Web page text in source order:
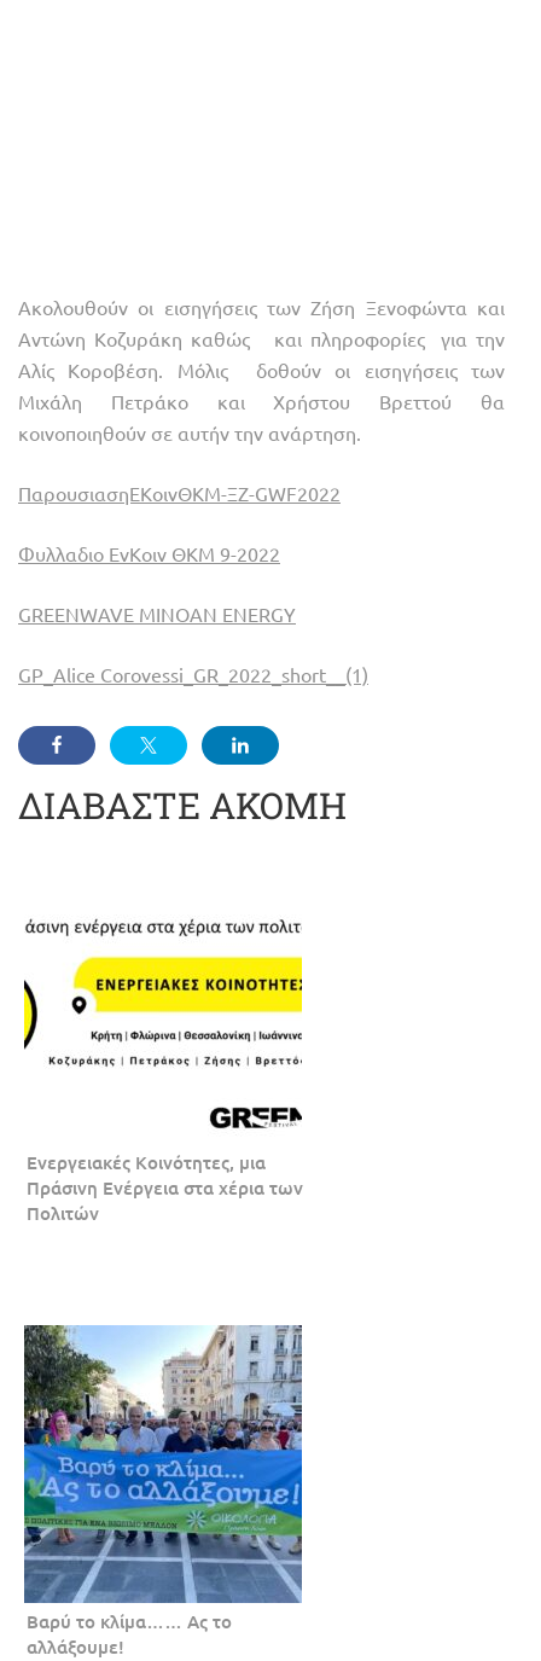
Ακολουθούν οι εισηγήσεις των Ζήση Ξενοφώντα και
Αντώνη Κοζυράκη καθώς και πληροφορίες για την
Αλίς Κοροβέση. Μόλις δοθούν οι εισηγήσεις των
Μιχάλη Πετράκο και Χρήστου Βρεττού θα
κοινοποιηθούν σε αυτήν την ανάρτηση.
ΠαρουσιασηΕΚοινΘΚΜ-ΞΖ-GWF2022
Φυλλαδιο ΕνΚοιν ΘΚΜ 9-2022
GREENWAVE MINOAN ENERGY
GP_Alice Corovessi_GR_2022_short__(1)
ΔΙΑΒΑΣΤΕ ΑΚΟΜΗ
Ενεργειακές Κοινότητες, μια
Πράσινη Ενέργεια στα χέρια των
Πολιτών
Βαρύ το κλίμα…… Ας το
αλλάξουμε!